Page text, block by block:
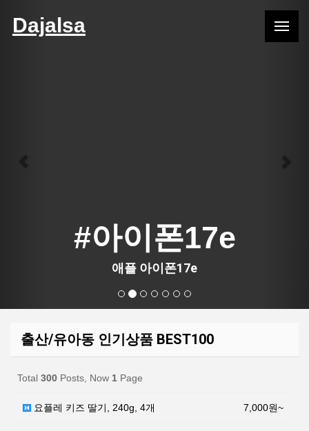
#아이폰17e
애플 아이폰17e
Dajalsa
출산/유아동 인기상품 BEST100
Total 300 Posts, Now 1 Page
7,000원~
요플레 키즈 딸기, 240g, 4개